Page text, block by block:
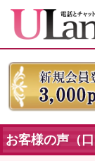
お客様の声（